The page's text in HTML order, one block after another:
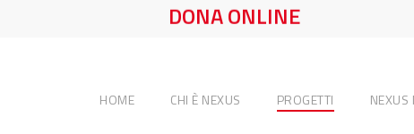
DONA ONLINE
HOME CHI È NEXUS PROGETTI NEXUS